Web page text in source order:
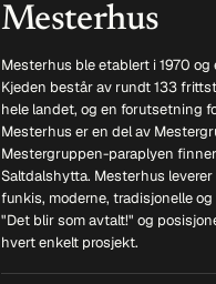
Mesterhus
Mesterhus ble etablert i 1970
Kjeden består av rundt 133
hele landet, og en forutsetning
Mesterhus er en del av
Mestergruppen-paraplyen
Saltdalshytta. Mesterhus
funkis, moderne, tradisjonelle
"Det blir som avtalt!" og
hvert enkelt prosjekt.